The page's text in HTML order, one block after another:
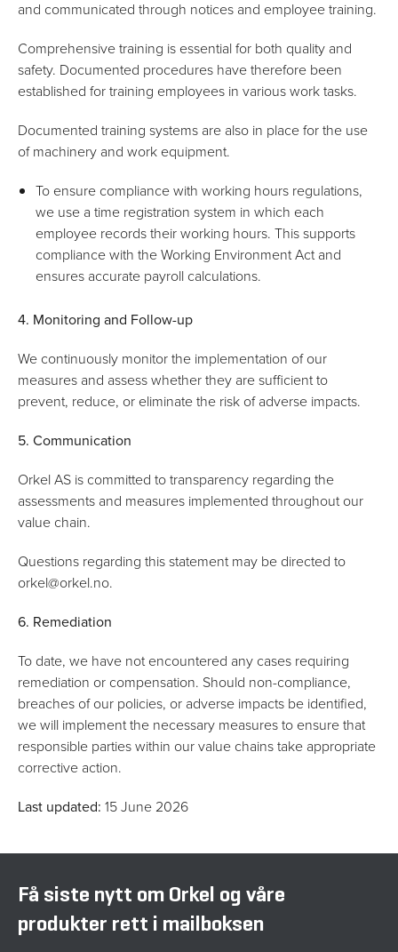
and communicated through notices and employee training.
Comprehensive training is essential for both quality and
safety. Documented procedures have therefore been
established for training employees in various work tasks.
Documented training systems are also in place for the use
of machinery and work equipment.
To ensure compliance with working hours regulations,
we use a time registration system in which each
employee records their working hours. This supports
compliance with the Working Environment Act and
ensures accurate payroll calculations.
4. Monitoring and Follow-up
We continuously monitor the implementation of our
measures and assess whether they are sufficient to
prevent, reduce, or eliminate the risk of adverse impacts.
5. Communication
Orkel AS is committed to transparency regarding the
assessments and measures implemented throughout our
value chain.
Questions regarding this statement may be directed to
orkel@orkel.no.
6. Remediation
To date, we have not encountered any cases requiring
remediation or compensation. Should non-compliance,
breaches of our policies, or adverse impacts be identified,
we will implement the necessary measures to ensure that
responsible parties within our value chains take appropriate
corrective action.
Last updated: 15 June 2026
Få siste nytt om Orkel og våre
produkter rett i mailboksen